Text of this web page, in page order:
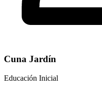
Cuna Jardín
Educación Inicial